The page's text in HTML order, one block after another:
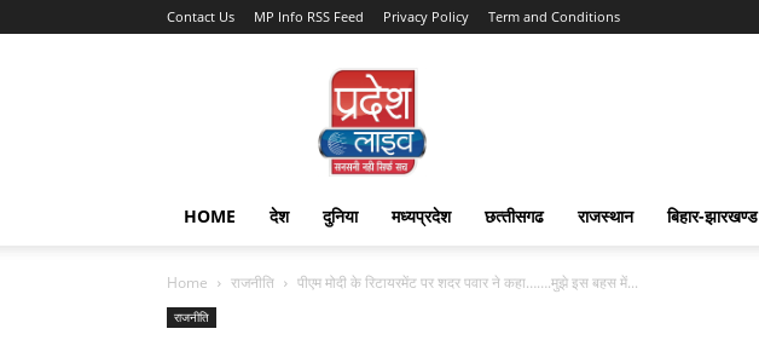
Contact Us MP Info RSS Feed Privacy Policy Term and Conditions
Pradesh
Live
HOME देश दुनिया मध्यप्रदेश छत्‍तीसगढ राजस्‍थान बिहार-झारखण्‍ड
Home राजनीति पीएम मोदी के रिटायरमेंट पर शदर पवार ने कहा…….मुझे इस बहस में...
राजनीति